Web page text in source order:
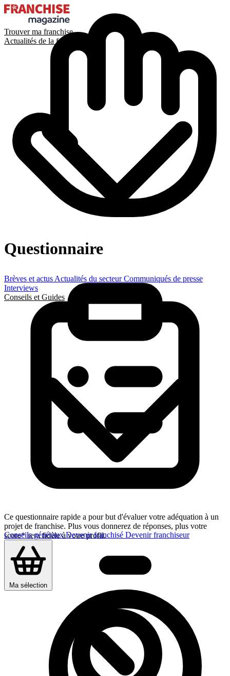
Trouver ma franchise
Actualités de la franchise
Brèves et actus Actualités du secteurCommuniqués de presse
Interviews
Conseils et Guides
Conseils générauxDevenir franchisé Devenir franchiseur
Ma sélection
Questionnaire
Ce questionnaire rapide a pour but d'évaluer votre adéquation à un
projet de franchise. Plus vous donnerez de réponses, plus votre
score* sera fidèle à votre profil.